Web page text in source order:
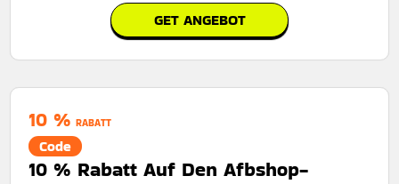
GET ANGEBOT
10 % RABATT
Code
10 % Rabatt Auf Den Afbshop-